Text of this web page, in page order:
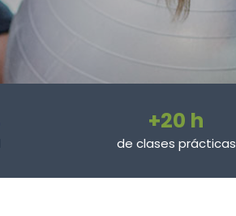
+20 h
de clases prácticas